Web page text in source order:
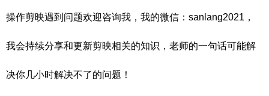
操作剪映遇到问题欢迎咨询我，我的微信：sanlang2021，
我会持续分享和更新剪映相关的知识，老师的一句话可能解
决你几小时解决不了的问题！